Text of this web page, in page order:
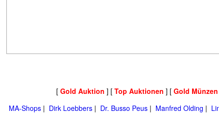
[ Gold Auktion ] [ Top Auktionen ] [ Gold
MA-Shops | Dirk Loebbers | Dr. Busso Peus | Manfred Olding |